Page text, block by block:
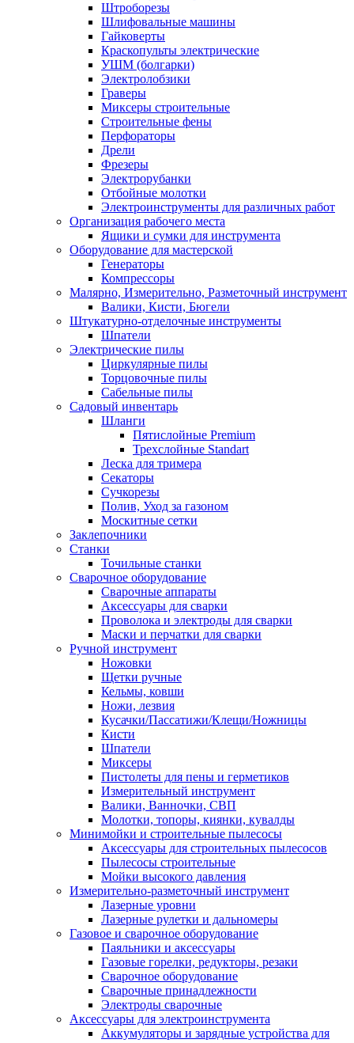
Штроборезы
Шлифовальные машины
Гайковерты
Краскопульты электрические
УШМ (болгарки)
Электролобзики
Граверы
Миксеры строительные
Строительные фены
Перфораторы
Дрели
Фрезеры
Электрорубанки
Отбойные молотки
Электроинструменты для различных работ
Организация рабочего места
Ящики и сумки для инструмента
Оборудование для мастерской
Генераторы
Компрессоры
Малярно, Измерительно, Разметочный инструмент
Валики, Кисти, Бюгели
Штукатурно-отделочные инструменты
Шпатели
Электрические пилы
Циркулярные пилы
Торцовочные пилы
Сабельные пилы
Садовый инвентарь
Шланги
Пятислойные Premium
Трехслойные Standart
Леска для тримера
Секаторы
Сучкорезы
Полив, Уход за газоном
Москитные сетки
Заклепочники
Станки
Точильные станки
Сварочное оборудование
Сварочные аппараты
Аксессуары для сварки
Проволока и электроды для сварки
Маски и перчатки для сварки
Ручной инструмент
Ножовки
Щетки ручные
Кельмы, ковши
Ножи, лезвия
Кусачки/Пассатижи/Клещи/Ножницы
Кисти
Шпатели
Миксеры
Пистолеты для пены и герметиков
Измерительный инструмент
Валики, Ванночки, СВП
Молотки, топоры, киянки, кувалды
Минимойки и строительные пылесосы
Аксессуары для строительных пылесосов
Пылесосы строительные
Мойки высокого давления
Измерительно-разметочный инструмент
Лазерные уровни
Лазерные рулетки и дальномеры
Газовое и сварочное оборудование
Паяльники и аксессуары
Газовые горелки, редукторы, резаки
Сварочное оборудование
Сварочные принадлежности
Электроды сварочные
Аксессуары для электроинструмента
Аккумуляторы и зарядные устройства для